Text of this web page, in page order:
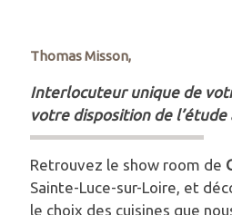
Thomas Misson,
Interlocuteur unique de
votre disposition de l’étude
Retrouvez le show room de
Sainte-Luce-sur-Loire, et
le choix des cuisines que